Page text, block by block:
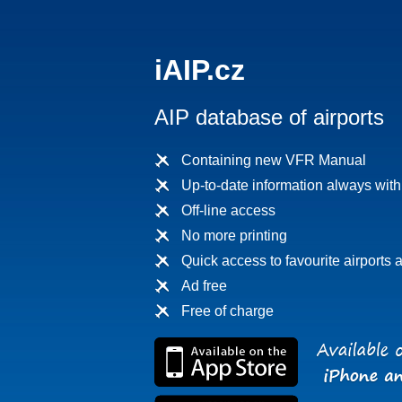
iAIP.cz
AIP database of airports
Containing new VFR Manual
Up-to-date information always
Off-line access
No more printing
Quick access to favourite airports
Ad free
Free of charge